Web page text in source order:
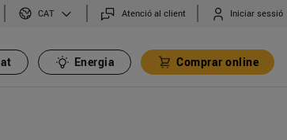
CAT Atenció al client Iniciar sessió
Energia Comprar online